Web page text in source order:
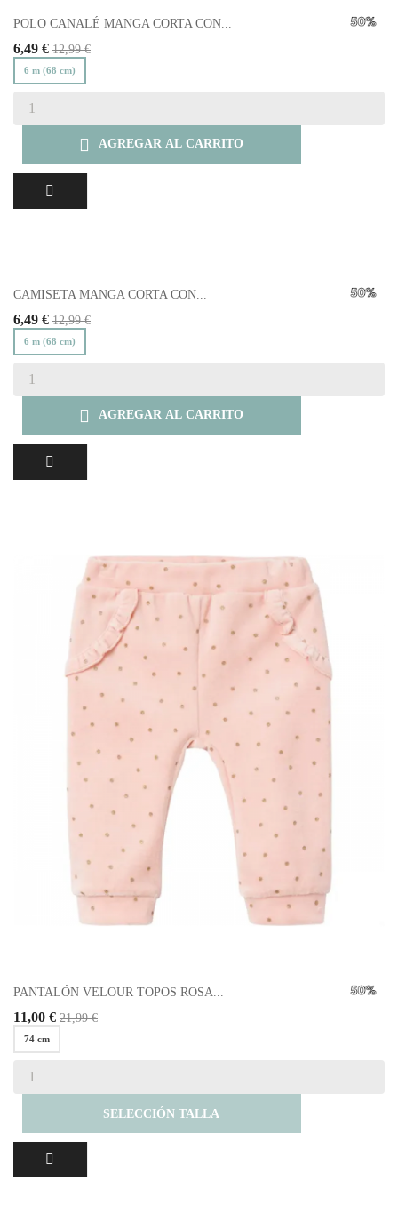
POLO CANALÉ MANGA CORTA CON...
6,49 € 12,99 €
6 m (68 cm)
 AGREGAR AL CARRITO
CAMISETA MANGA CORTA CON...
6,49 € 12,99 €
6 m (68 cm)
 AGREGAR AL CARRITO
PANTALÓN VELOUR TOPOS ROSA...
11,00 € 21,99 €
74 cm
SELECCIÓN TALLA